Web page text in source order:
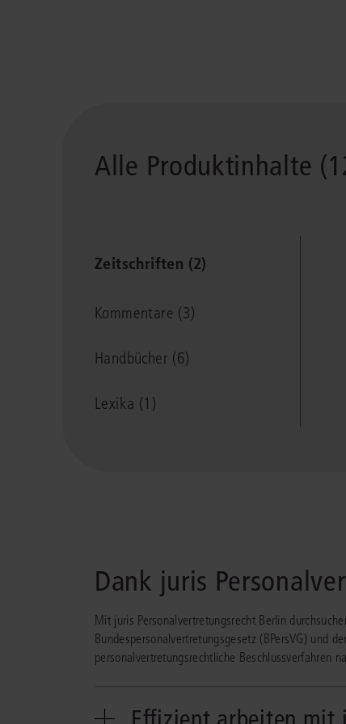
Alle Produktinhalte
Zeitschriften (2)
Kommentare (3)
Handbücher (6)
Lexika (1)
Dank juris
Mit juris Personalvertretungsrecht Berlin
Bundespersonalvertretungsgesetz (BPersVG) und
personalvertretungsrechtliche Beschlussverfahren